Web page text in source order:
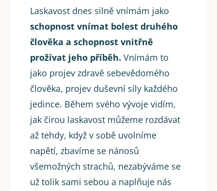
Laskavost dnes silně vnímám jako
schopnost vnímat bolest druhého
člověka a schopnost vnitřně
prožívat jeho příběh. Vnímám to
jako projev zdravě sebevědomého
člověka, projev duševní síly každého
jedince. Během svého vývoje vidím,
jak čirou laskavost můžeme rozdávat
až tehdy, když v sobě uvolníme
napětí, zbavíme se nánosů
všemožných strachů, nezabýváme se
už tolik sami sebou a naplňuje nás